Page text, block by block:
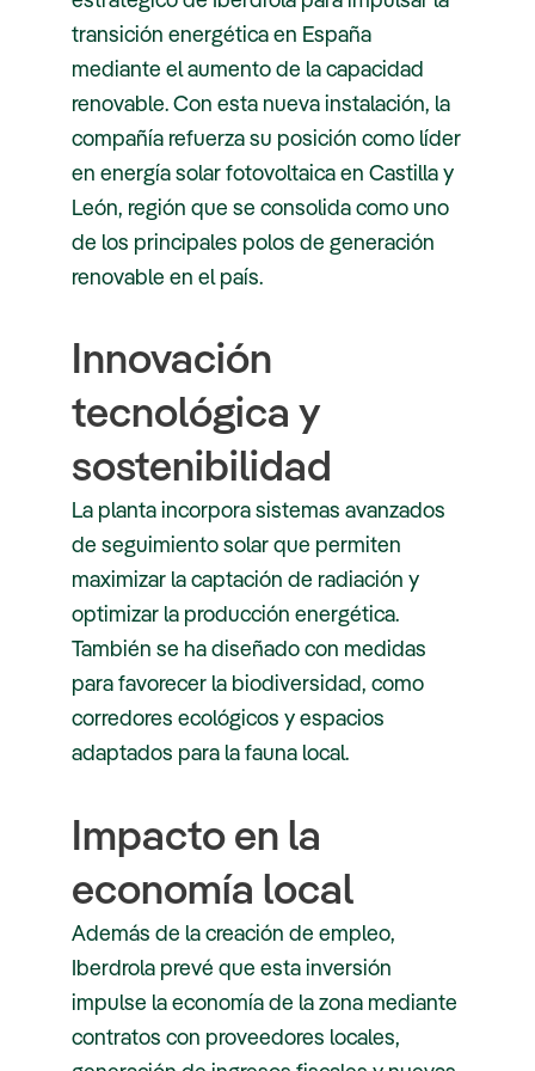
transición energética en España
mediante el aumento de la capacidad
renovable. Con esta nueva instalación, la
compañía refuerza su posición como líder
en energía solar fotovoltaica en Castilla y
León, región que se consolida como uno
de los principales polos de generación
renovable en el país.
Innovación
tecnológica y
sostenibilidad
La planta incorpora sistemas avanzados
de seguimiento solar que permiten
maximizar la captación de radiación y
optimizar la producción energética.
También se ha diseñado con medidas
para favorecer la biodiversidad, como
corredores ecológicos y espacios
adaptados para la fauna local.
Impacto en la
economía local
Además de la creación de empleo,
Iberdrola prevé que esta inversión
impulse la economía de la zona mediante
contratos con proveedores locales,